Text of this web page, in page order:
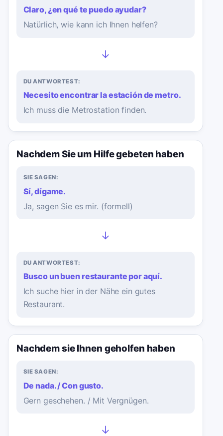
Claro, ¿en qué te puedo ayudar?
Natürlich, wie kann ich Ihnen helfen?
→
DU ANTWORTEST:
Necesito encontrar la estación de metro.
Ich muss die Metrostation finden.
Nachdem Sie um Hilfe gebeten haben
SIE SAGEN:
Sí, dígame.
Ja, sagen Sie es mir. (formell)
→
DU ANTWORTEST:
Busco un buen restaurante por aquí.
Ich suche hier in der Nähe ein gutes
Restaurant.
Nachdem sie Ihnen geholfen haben
SIE SAGEN:
De nada. / Con gusto.
Gern geschehen. / Mit Vergnügen.
→